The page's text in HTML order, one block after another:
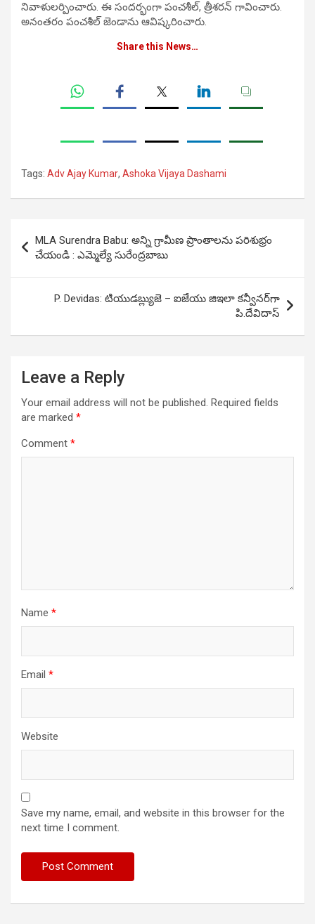
నివాళులర్పించారు. ఈ సందర్భంగా పంచశీల్, త్రీశరన్ గావించారు.
అనంతరం పంచశీల్ జెండాను ఆవిష్కరించారు.
Share this News…
Tags: Adv Ajay Kumar, Ashoka Vijaya Dashami
navigation
MLA Surendra Babu: అన్ని గ్రామీణ ప్రాంతాలను పరిశుభ్రం
చేయండి : ఎమ్మెల్యే సురేంద్రబాబు
P. Devidas: టియుడబ్ల్యుజె – ఐజేయు జిఇలా కన్వీనర్‌గా
పి.దేవిదాస్
Leave a Reply
Your email address will not be published. Required fields
are marked *
Comment *
Name *
Email *
Website
Save my name, email, and website in this browser for the
next time I comment.